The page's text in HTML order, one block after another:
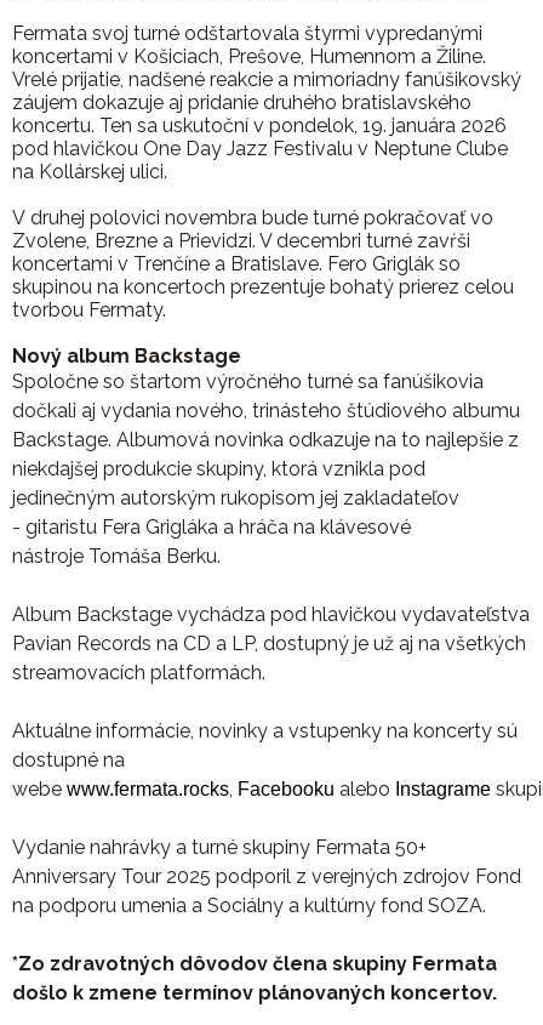
Fermata svoj turné odštartovala štyrmi vypredanými
koncertami v Košiciach, Prešove, Humennom a Žiline.
Vrelé prijatie, nadšené reakcie a mimoriadny fanúšikovský
záujem dokazuje aj pridanie druhého bratislavského
koncertu. Ten sa uskutoční v pondelok, 19. januára 2026
pod hlavičkou One Day Jazz Festivalu v Neptune Clube
na Kollárskej ulici.
V druhej polovici novembra bude turné pokračovať vo
Zvolene, Brezne a Prievidzi. V decembri turné zavŕši
koncertami v Trenčíne a Bratislave. Fero Griglák so
skupinou na koncertoch prezentuje bohatý prierez celou
tvorbou Fermaty.
Nový album Backstage
Spoločne so štartom výročného turné sa fanúšikovia
dočkali aj vydania nového, trinásteho štúdiového albumu
Backstage. Albumová novinka odkazuje na to najlepšie z
niekdajšej produkcie skupiny, ktorá vznikla pod
jedinečným autorským rukopisom jej zakladateľov
- gitaristu Fera Grigláka a hráča na klávesové
nástroje Tomáša Berku.
Album Backstage vychádza pod hlavičkou vydavateľstva
Pavian Records na CD a LP, dostupný je už aj na všetkých
streamovacích platformách.
Aktuálne informácie, novinky a vstupenky na koncerty sú
dostupné na
webe www.fermata.rocks, Facebooku alebo Instagrame
Vydanie nahrávky a turné skupiny Fermata 50+
Anniversary Tour 2025 podporil z verejných zdrojov Fond
na podporu umenia a Sociálny a kultúrny fond SOZA.
*Zo zdravotných dôvodov člena skupiny Fermata
došlo k zmene termínov plánovaných koncertov.